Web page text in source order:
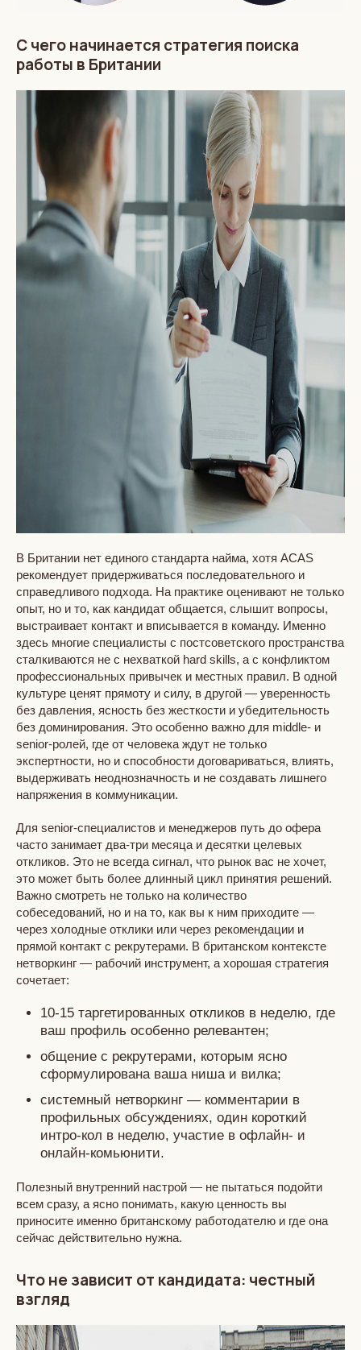
С чего начинается стратегия поиска
работы в Британии
В Британии нет единого стандарта найма, хотя ACAS
рекомендует придерживаться последовательного и
справедливого подхода. На практике оценивают не только
опыт, но и то, как кандидат общается, слышит вопросы,
выстраивает контакт и вписывается в команду. Именно
здесь многие специалисты с постсоветского пространства
сталкиваются не с нехваткой hard skills, а с конфликтом
профессиональных привычек и местных правил. В одной
культуре ценят прямоту и силу, в другой — уверенность
без давления, ясность без жесткости и убедительность
без доминирования. Это особенно важно для middle- и
senior-ролей, где от человека ждут не только
экспертности, но и способности договариваться, влиять,
выдерживать неоднозначность и не создавать лишнего
напряжения в коммуникации.
Для senior-специалистов и менеджеров путь до офера
часто занимает два-три месяца и десятки целевых
откликов. Это не всегда сигнал, что рынок вас не хочет,
это может быть более длинный цикл принятия решений.
Важно смотреть не только на количество
собеседований, но и на то, как вы к ним приходите —
через холодные отклики или через рекомендации и
прямой контакт с рекрутерами. В британском контексте
нетворкинг — рабочий инструмент, а хорошая стратегия
сочетает:
10-15 таргетированных откликов в неделю, где
ваш профиль особенно релевантен;
общение с рекрутерами, которым ясно
сформулирована ваша ниша и вилка;
системный нетворкинг — комментарии в
профильных обсуждениях, один короткий
интро‑кол в неделю, участие в офлайн‑ и
онлайн‑комьюнити.
Полезный внутренний настрой — не пытаться подойти
всем сразу, а ясно понимать, какую ценность вы
приносите именно британскому работодателю и где она
сейчас действительно нужна.
Что не зависит от кандидата: честный
взгляд